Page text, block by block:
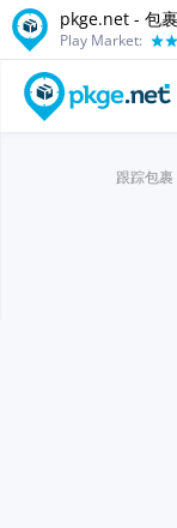
pkge.net - 包裹
Play Market:
跟踪包裹